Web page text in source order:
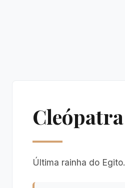
Cleópatra
Última rainha do Egito.